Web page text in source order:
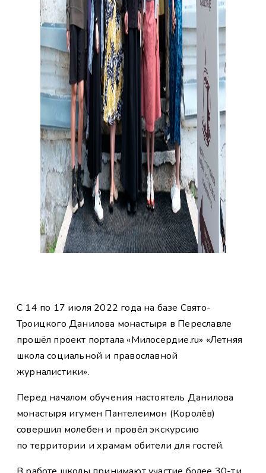
C 14 по 17 июля 2022 года на базе Свято-
Троицкого Данилова монастыря в Переславле
прошёл проект портала «Милосердие.ru» «Летняя
школа социальной и православной
журналистики».
Перед началом обучения настоятель Данилова
монастыря игумен Пантелеимон (Королёв)
совершил молебен и провёл экскурсию
по территории и храмам обители для гостей.